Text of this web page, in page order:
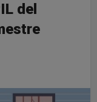
del